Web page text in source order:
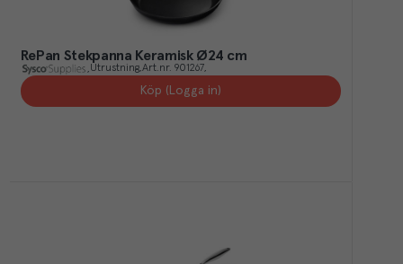
RePan Stekpanna Keramisk Ø24 cm
Utrustning Art.nr. 901267
Köp (Logga in)